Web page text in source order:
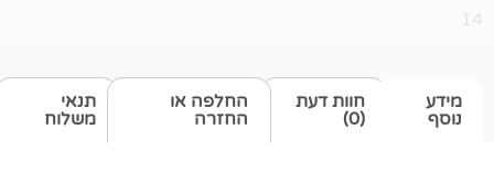
תנאי
משלוח
חוות דעת
החלפה או
החזרה